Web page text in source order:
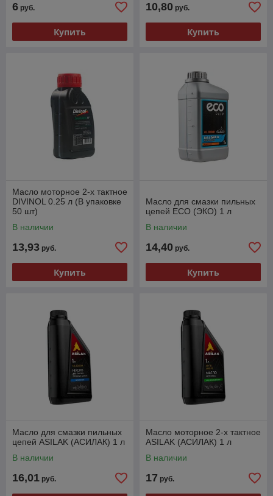
6 руб.
Купить
10,80 руб.
Купить
Масло моторное 2-х тактное
DIVINOL 0.25 л (В упаковке
50 шт)
В наличии
13,93 руб.
Купить
Масло для смазки пильных
цепей ECO (ЭКО) 1 л
В наличии
14,40 руб.
Купить
Масло для смазки пильных
цепей ASILAK (АСИЛАК) 1 л
В наличии
16,01 руб.
Масло моторное 2-х тактное
ASILAK (АСИЛАК) 1 л
В наличии
17 руб.